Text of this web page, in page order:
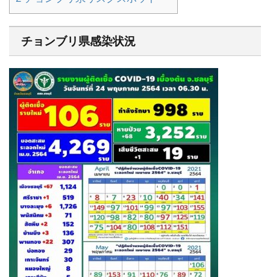
チョンブリ県感染状況